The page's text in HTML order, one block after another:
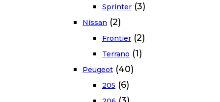
Sprinter (3)
Nissan (2)
Frontier (2)
Terrano (1)
Peugeot (40)
205 (6)